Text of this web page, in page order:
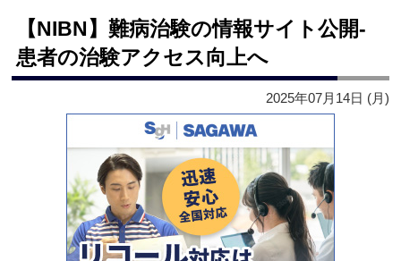
【NIBN】難病治験の情報サイト公開‐
患者の治験アクセス向上へ
2025年07月14日 (月)